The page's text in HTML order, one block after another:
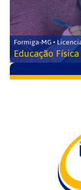
Formiga-MG •
Educação